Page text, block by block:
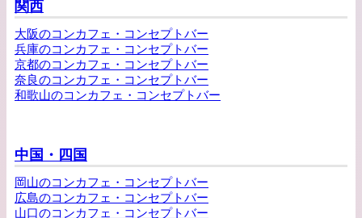
関西
大阪のコンカフェ・コンセプトバー
兵庫のコンカフェ・コンセプトバー
京都のコンカフェ・コンセプトバー
奈良のコンカフェ・コンセプトバー
和歌山のコンカフェ・コンセプトバー
中国・四国
岡山のコンカフェ・コンセプトバー
広島のコンカフェ・コンセプトバー
山口のコンカフェ・コンセプトバー